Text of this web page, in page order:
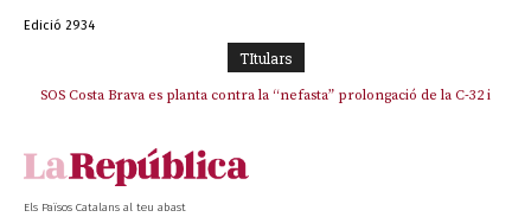
Edició 2934
TItulars
SOS Costa Brava es planta contra la “nefasta” prolongació de la C-32 i
Els Països Catalans al teu abast